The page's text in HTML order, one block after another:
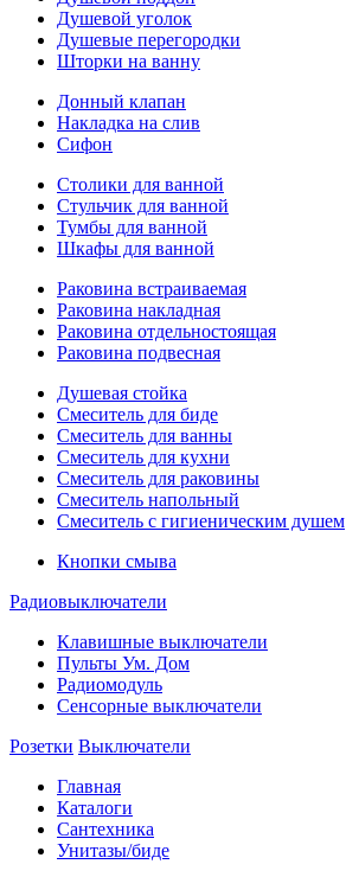
Душевой уголок
Душевые перегородки
Шторки на ванну
Донный клапан
Накладка на слив
Сифон
Столики для ванной
Стульчик для ванной
Тумбы для ванной
Шкафы для ванной
Раковина встраиваемая
Раковина накладная
Раковина отдельностоящая
Раковина подвесная
Душевая стойка
Смеситель для биде
Смеситель для ванны
Смеситель для кухни
Смеситель для раковины
Смеситель напольный
Смеситель с гигиеническим душем
Кнопки смыва
Радиовыключатели
Клавишные выключатели
Пульты Ум. Дом
Радиомодуль
Сенсорные выключатели
Розетки Выключатели
Главная
Каталоги
Сантехника
Унитазы/биде